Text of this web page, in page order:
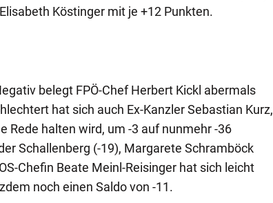
Köstinger mit je +12 Punkten.
belegt FPÖ-Chef Herbert Kickl abermals
hat sich auch Ex-Kanzler Sebastian Kurz,
Rede halten wird, um -3 auf nunmehr -36
Schallenberg (-19), Margarete Schramböck
Chefin Beate Meinl-Reisinger hat sich leicht
noch einen Saldo von -11.